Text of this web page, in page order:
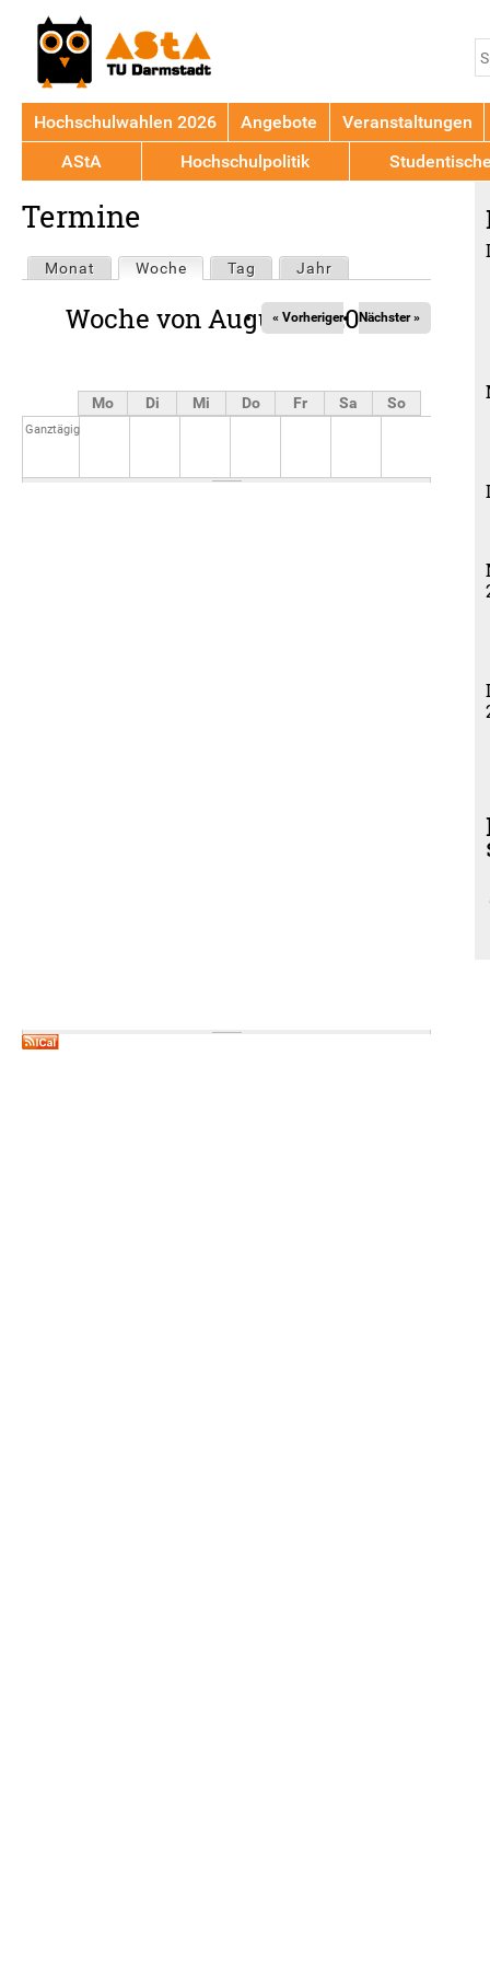
to
top
Termine
Haupt-
Monat Woche (aktiver Reiter)
Tag Jahr
Woche von August 3, 2026
« Vorheriger Nächster »
Mo Di Mi Do Fr Sa So
Ganztägig
Hochschulwahlen 2026 Angebote
Veranstaltungen
AStA
Hochschulpolitik